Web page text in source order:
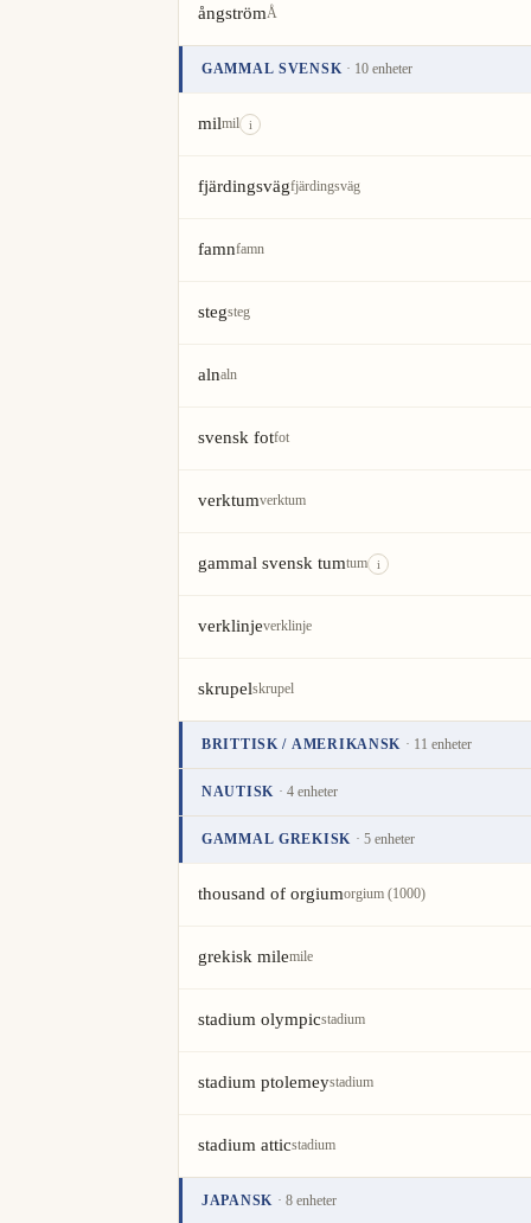
ångströmÅ
GAMMAL SVENSK · 10 enheter
milmil i
fjärdingsvägfjärdingsväg
famnfamn
stegsteg
alnaln
svensk fotfot
verktumverktum
gammal svensk tumtum i
verklinjeverklinje
skrupelskrupel
BRITTISK / AMERIKANSK · 11 enheter
EnhetVärde Åtgärder
league league
fotft i
NAUTISK · 4 enheter
EnhetVärdeÅtgärder
distansminutdistansminut
nautisk mil
kabellängd
GAMMAL GREKISK · 5 enheter
thousand of orgiumorgium (1000)
grekisk milemile
stadium olympicstadium
stadium ptolemeystadium
stadium atticstadium
JAPANSK · 8 enheter